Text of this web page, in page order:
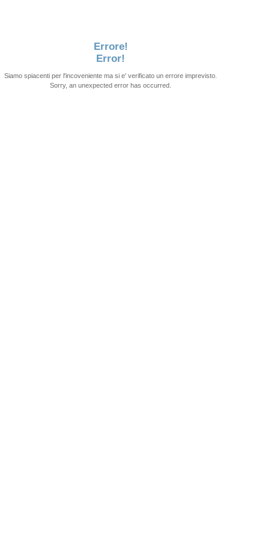
Errore!
Error!
Siamo spiacenti per l'incoveniente ma si e' verificato un errore imprevisto.
Sorry, an unexpected error has occurred.